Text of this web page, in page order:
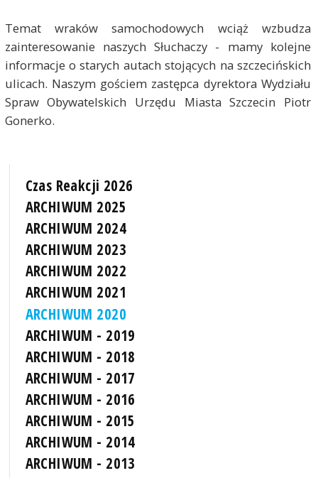
Temat wraków samochodowych wciąż wzbudza
zainteresowanie naszych Słuchaczy - mamy kolejne
informacje o starych autach stojących na szczecińskich
ulicach. Naszym gościem zastępca dyrektora Wydziału
Spraw Obywatelskich Urzędu Miasta Szczecin Piotr
Gonerko.
Czas Reakcji 2026
ARCHIWUM 2025
ARCHIWUM 2024
ARCHIWUM 2023
ARCHIWUM 2022
ARCHIWUM 2021
ARCHIWUM 2020
ARCHIWUM - 2019
ARCHIWUM - 2018
ARCHIWUM - 2017
ARCHIWUM - 2016
ARCHIWUM - 2015
ARCHIWUM - 2014
ARCHIWUM - 2013